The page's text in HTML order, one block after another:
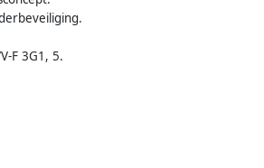
F 3G1, 5.